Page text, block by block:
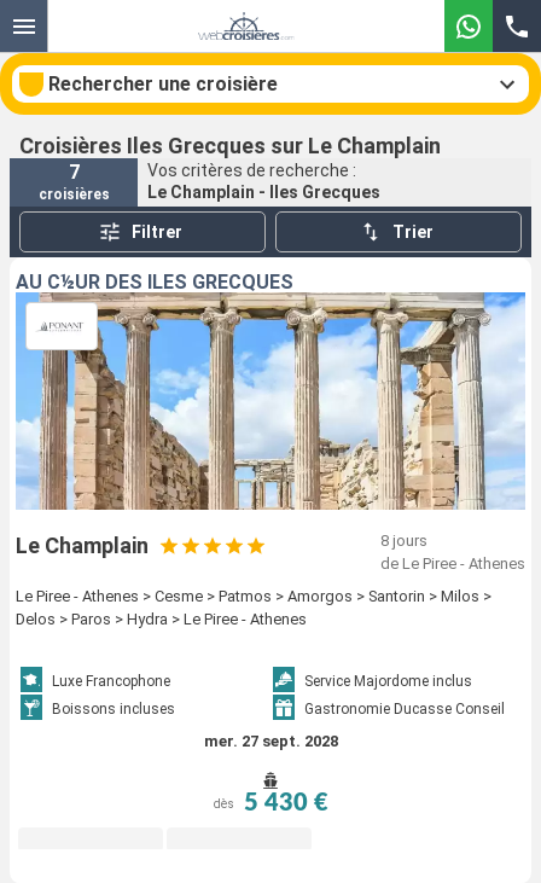
Rechercher une croisière
Nos destinations
Mois de départ
Ports Compagnies
Rechercher
Croisières Iles Grecques sur Le Champlain
7
croisières
Vos critères de recherche :
Le Champlain - Iles Grecques
Filtrer Trier
AU C½UR DES ÎLES GRECQUES
Le Champlain
8 jours
de Le Piree - Athenes
Le Piree - Athenes > Cesme > Patmos > Amorgos > Santorin > Milos >
Delos > Paros > Hydra > Le Piree - Athenes
Luxe Francophone
Service Majordome inclus
Boissons incluses
Gastronomie Ducasse Conseil
mer. 27 sept. 2028
dès 5 430 €